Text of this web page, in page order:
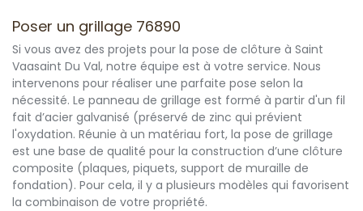
Poser un grillage 76890
Si vous avez des projets pour la pose de clôture à Saint
Vaasaint Du Val, notre équipe est à votre service. Nous
intervenons pour réaliser une parfaite pose selon la
nécessité. Le panneau de grillage est formé à partir d'un fil
fait d’acier galvanisé (préservé de zinc qui prévient
l'oxydation. Réunie à un matériau fort, la pose de grillage
est une base de qualité pour la construction d’une clôture
composite (plaques, piquets, support de muraille de
fondation). Pour cela, il y a plusieurs modèles qui favorisent
la combinaison de votre propriété.